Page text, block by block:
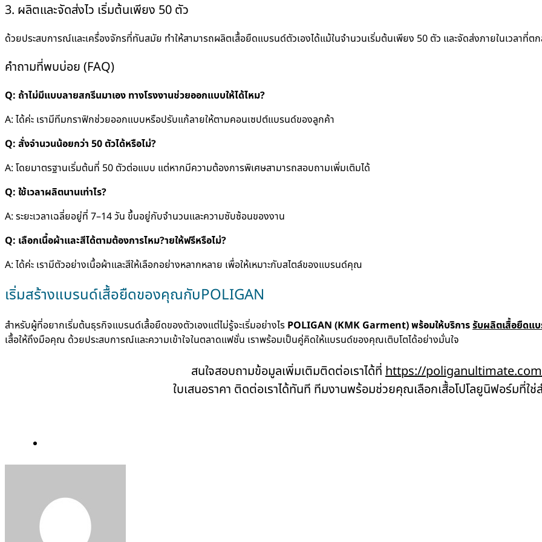
3. ผลิตและจัดส่งไว เริ่มต้นเพียง 50 ตัว
ด้วยประสบการณ์และเครื่องจักรที่ทันสมัย ทำให้สามารถผลิตเสื้อยืดแบรนด์ตัวเองได้แม้ในจำนวนเริ่มต้นเพียง 50 ตัว และจัดส่งภายในเวลาที่ต
คำถามที่พบบ่อย (FAQ)
Q: ถ้าไม่มีแบบลายสกรีนมาเอง ทางโรงงานช่วยออกแบบให้ได้ไหม?
A: ได้ค่ะ เรามีทีมกราฟิกช่วยออกแบบหรือปรับแก้ลายให้ตามคอนเซปต์แบรนด์ของลูกค้า
Q: สั่งจำนวนน้อยกว่า 50 ตัวได้หรือไม่?
A: โดยมาตรฐานเริ่มต้นที่ 50 ตัวต่อแบบ แต่หากมีความต้องการพิเศษสามารถสอบถามเพิ่มเติมได้
Q: ใช้เวลาผลิตนานเท่าไร?
A: ระยะเวลาเฉลี่ยอยู่ที่ 7–14 วัน ขึ้นอยู่กับจำนวนและความซับซ้อนของงาน
Q: เลือกเนื้อผ้าและสีได้ตามต้องการไหม?ายให้ฟรีหรือไม่?
A: ได้ค่ะ เรามีตัวอย่างเนื้อผ้าและสีให้เลือกอย่างหลากหลาย เพื่อให้เหมาะกับสไตล์ของแบรนด์คุณ
เริ่มสร้างแบรนด์เสื้อยืดของคุณกับPOLIGAN
สำหรับผู้ที่อยากเริ่มต้นธุรกิจแบรนด์เสื้อยืดของตัวเองแต่ไม่รู้จะเริ่มอย่างไร POLIGAN (KMK Garment) พร้อมให้บริการรับผลิตเสื้อยืดแบ
เสื้อให้ถึงมือคุณ ด้วยประสบการณ์และความเข้าใจในตลาดแฟชั่น เราพร้อมเป็นคู่คิดให้แบรนด์ของคุณเติบโตได้อย่างมั่นใจ
สนใจสอบถามข้อมูลเพิ่มเติมติดต่อเราได้ที่ https://
ใบเสนอราคา ติดต่อเราได้ทันที ทีมงานพร้อมช่วยคุณเลือกเสื้อโปโลยูนิฟอร์มที่ใ